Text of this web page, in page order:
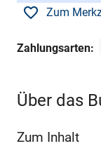
Zum
Zahlungsarten:
Über das
Zum Inhalt